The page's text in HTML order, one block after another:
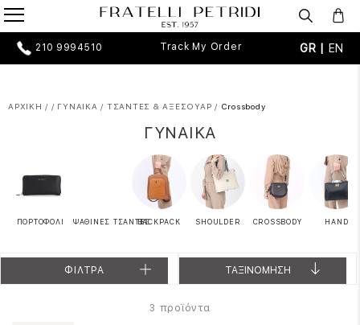
210 9994510 Track My Order GR | EN
ΑΡΧΙΚΗ / / ΓΥΝΑΙΚΑ / ΤΣΑΝΤΕΣ & ΑΞΕΣΟΥΑΡ / Crossbody
ΓΥΝΑΙΚΑ
ΠΟΡΤΟΦΟΛΙ ΨΑΘΙΝΕΣ ΤΣΑΝΤΕΣBACKPACK SHOULDER CROSSBODY HAND
ΦΙΛΤΡΑ ΤΑΞΙΝΟΜΗΣΗ
3 προϊόντα